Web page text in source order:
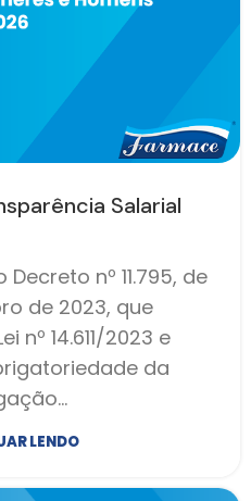
Salarial
nº 11.795, de
de 2023, que
nº 14.611/2023 e
da
LENDO